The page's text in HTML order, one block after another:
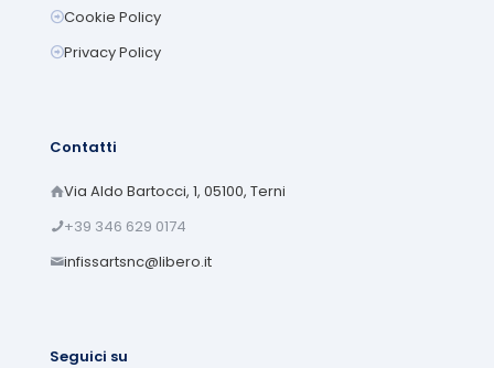
Cookie Policy
Privacy Policy
Contatti
Via Aldo Bartocci, 1, 05100, Terni
+39 346 629 0174
infissartsnc@libero.it
Seguici su